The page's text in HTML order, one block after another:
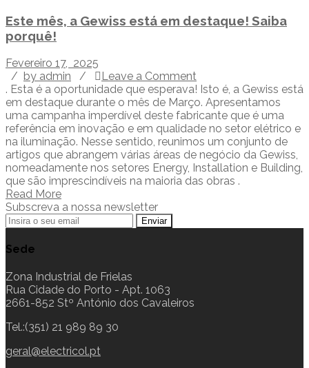
Este mês, a Gewiss está em destaque! Saiba
porquê!
Fevereiro 17, 2025
/ by admin /
Leave a Comment
. Esta é a oportunidade que esperava! Isto é, a Gewiss está
em destaque durante o mês de Março. Apresentamos
uma campanha imperdível deste fabricante que é uma
referência em inovação e em qualidade no setor elétrico e
na iluminação. Nesse sentido, reunimos um conjunto de
artigos que abrangem várias áreas de negócio da Gewiss,
nomeadamente nos setores Energy, Installation e Building,
que são imprescindíveis na maioria das obras .
Read More
Subscreva a nossa newsletter
Sede
Zona Industrial de Frielas
Rua Cidade do Porto - Apt. 1063
2661-852 Stº António dos Cavaleiros
Tel.:(351) 21 989 89 30
geral@electricol.pt